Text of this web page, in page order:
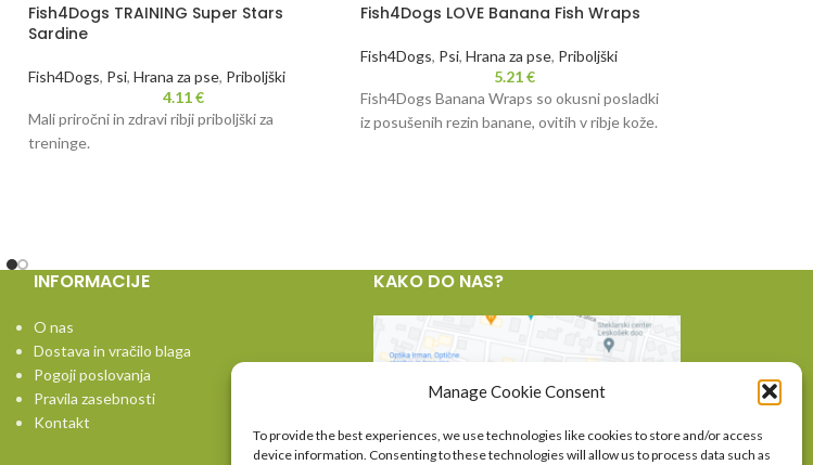
Manage Cookie Consent
To provide the best experiences, we use technologies like cookies to store and/or access
device information. Consenting to these technologies will allow us to process data such as
Fish4Dogs TRAINING Super Stars
Sardine
Fish4Dogs, Psi, Hrana za pse, Priboljški
4.11€
Mali priročni in zdravi ribji priboljški za
treninge.
Fish4Dogs LOVE Banana Fish Wraps
Fish4Dogs, Psi, Hrana za pse, Priboljški
5.21€
Fish4Dogs Banana Wraps so okusni posladki
iz posušenih rezin banane, ovitih v ribje kože.
ljubljenčkov.
ostalih
INFORMACIJE
O nas
Dostava in vračilo blaga
Pogoji poslovanja
Pravila zasebnosti
Kontakt
KAKO DO NAS?